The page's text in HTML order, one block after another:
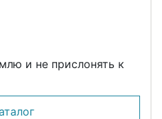
и не прислонять к